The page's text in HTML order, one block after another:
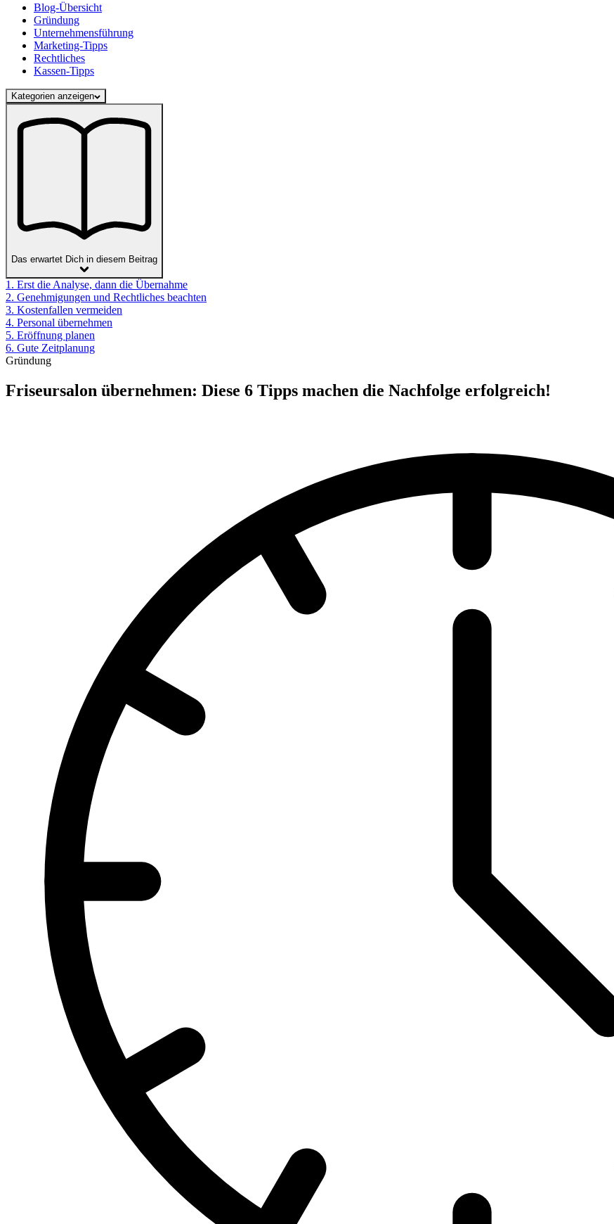
Blog-Übersicht
Gründung
Unternehmensführung
Marketing-Tipps
Rechtliches
Kassen-Tipps
Kategorien anzeigen
Das erwartet Dich in diesem Beitrag
1. Erst die Analyse, dann die Übernahme
2. Genehmigungen und Rechtliches beachten
3. Kostenfallen vermeiden
4. Personal übernehmen
5. Eröffnung planen
6. Gute Zeitplanung
Gründung
Friseursalon übernehmen: Diese 6 Tipps machen die Nachfolge erfolgreich!